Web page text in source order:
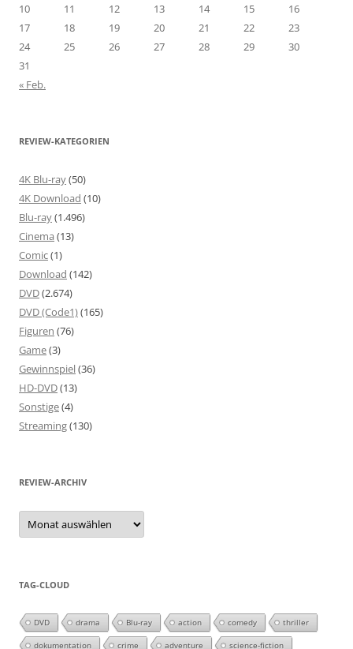
10
11 12 13 14 15
16
17
18 19 20 21 22
23
24
25 26 27 28 29
30
31
« Feb.
REVIEW-KATEGORIEN
4K Blu-ray(50)
4K Download (10)
Blu-ray(1.496)
Cinema (13)
Comic(1)
Download (142)
DVD(2.674)
DVD (Code1)(165)
Figuren (76)
Game(3)
Gewinnspiel(36)
HD-DVD(13)
Sonstige(4)
Streaming(130)
REVIEW-ARCHIV
Review-
Archiv
TAG-CLOUD
DVD drama Blu-ray action comedy thriller
dokumentation crime adventure science-fiction